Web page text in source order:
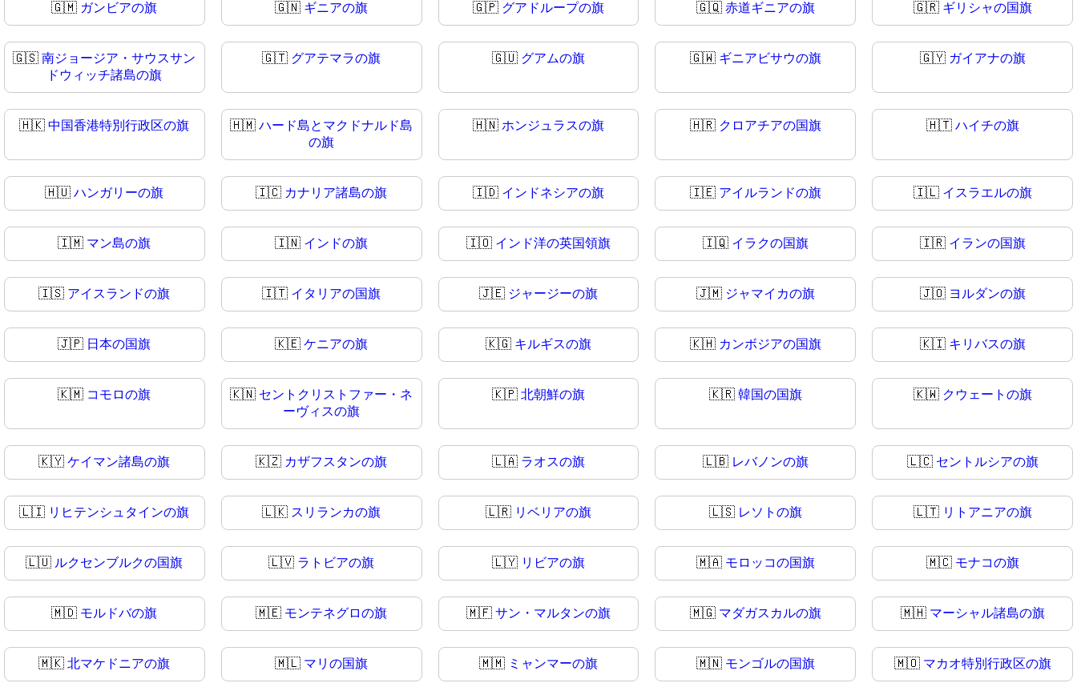
🇬🇲 ガンビアの旗 🇬🇳 ギニアの旗 🇬🇵 グアドループの旗 🇬🇶 赤道ギニアの旗 🇬🇷 ギリシャの国旗
🇬🇸南ジョージア・サウスサン
ドウィッチ諸島の旗
🇬🇹 グアテマラの旗 🇬🇺 グアムの旗 🇬🇼 ギニアビサウの旗 🇬🇾 ガイアナの旗
🇭🇰中国香港特別行政区の旗 🇭🇲ハード島とマクドナルド島
の旗
🇭🇳 ホンジュラスの旗 🇭🇷 クロアチアの国旗 🇭🇹 ハイチの旗
🇭🇺ハンガリーの旗 🇮🇨 カナリア諸島の旗 🇮🇩 インドネシアの旗 🇮🇪 アイルランドの旗 🇮🇱 イスラエルの旗
🇮🇲 マン島の旗 🇮🇳 インドの旗 🇮🇴 インド洋の英国領旗 🇮🇶 イラクの国旗 🇮🇷 イランの国旗
🇮🇸 アイスランドの旗 🇮🇹 イタリアの国旗 🇯🇪 ジャージーの旗 🇯🇲 ジャマイカの旗 🇯🇴 ヨルダンの旗
🇯🇵 日本の国旗 🇰🇪ケニアの旗 🇰🇬 キルギスの旗 🇰🇭 カンボジアの国旗 🇰🇮 キリバスの旗
🇰🇲 コモロの旗 🇰🇳 セントクリストファー・ネ
ーヴィスの旗
🇰🇵 北朝鮮の旗 🇰🇷 韓国の国旗 🇰🇼 クウェートの旗
🇰🇾ケイマン諸島の旗 🇰🇿 カザフスタンの旗 🇱🇦 ラオスの旗 🇱🇧 レバノンの旗 🇱🇨 セントルシアの旗
🇱🇮 リヒテンシュタインの旗 🇱🇰 スリランカの旗 🇱🇷 リベリアの旗 🇱🇸 レソトの旗 🇱🇹 リトアニアの旗
🇱🇺 ルクセンブルクの国旗 🇱🇻 ラトビアの旗 🇱🇾 リビアの旗 🇲🇦 モロッコの国旗 🇲🇨 モナコの旗
🇲🇩 モルドバの旗 🇲🇪 モンテネグロの旗 🇲🇫 サン・マルタンの旗 🇲🇬 マダガスカルの旗 🇲🇭 マーシャル諸島の旗
🇲🇰北マケドニアの旗 🇲🇱 マリの国旗 🇲🇲 ミャンマーの旗 🇲🇳 モンゴルの国旗 🇲🇴 マカオ特別行政区の旗